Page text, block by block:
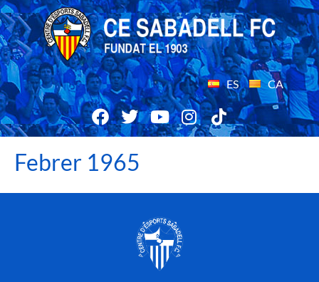
ES CA
Febrer 1965